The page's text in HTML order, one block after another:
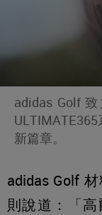
adidas Golf
新篇章。
adidas Golf
則說道：「